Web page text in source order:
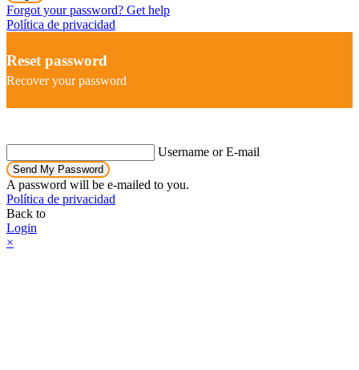
Forgot your password? Get help
Política de privacidad
Reset password
Recover your password
Username or E-mail
Send My Password
A password will be e-mailed to you.
Política de privacidad
Back to
Login
×